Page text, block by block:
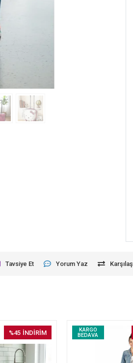
Tavsiye Et Yorum Yaz
%45 İNDİRİM
KARGO
BEDAVA